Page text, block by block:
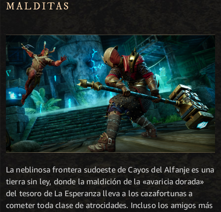
MALDITAS
La neblinosa frontera sudoeste de Cayos del Alfanje es una
tierra sin ley, donde la maldición de la «avaricia dorada»
del tesoro de La Esperanza lleva a los cazafortunas a
cometer toda clase de atrocidades. Incluso los amigos más